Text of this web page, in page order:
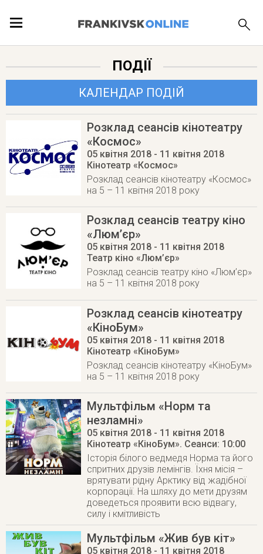
ПУБЛІКАЦІЇ
ПОДІЇ
КАЛЕНДАР ПОДІЙ
Розклад сеансів кінотеатру
«Космос»
05 квітня 2018 - 11 квітня 2018
Кінотеатр «Космос»
Розклад сеансів кінотеатру «Космос»
на 5 – 11 квітня 2018 року
Розклад сеансів театру кіно
«Люм’єр»
05 квітня 2018 - 11 квітня 2018
Театр кіно «Люм’єр»
Розклад сеансів театру кіно «Люм’єр»
на 5 – 11 квітня 2018 року
Розклад сеансів кінотеатру
«КіноБум»
05 квітня 2018 - 11 квітня 2018
Кінотеатр «КіноБум»
Розклад сеансів кінотеатру «КіноБум»
на 5 – 11 квітня 2018 року
Мультфільм «Норм та
незламні»
05 квітня 2018 - 11 квітня 2018
Кінотеатр «КіноБум». Сеанси: 10:00
Історія білого ведмедя Норма та його
спритних друзів лемінгів. Їхня місія –
врятувати рідну Арктику від жадібної
корпорації. На шляху до мети друзям
доведеться проявити всю відвагу,
силу і кмітливість
Мультфільм «Жив був кіт»
05 квітня 2018 - 11 квітня 2018